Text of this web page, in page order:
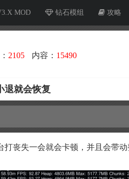
MOD 钻石模组 攻略
2105 内容： 15490
退就会恢复
打丧失一会就会卡顿，并且会带